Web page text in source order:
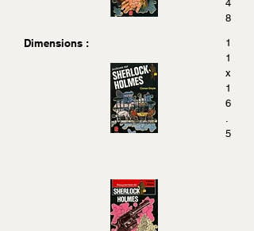
4
8
Dimensions :
1
1
x
1
6
.
5